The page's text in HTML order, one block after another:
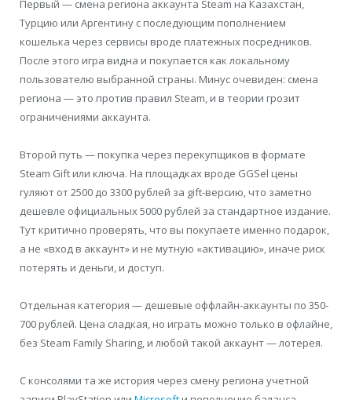
Первый — смена региона аккаунта Steam на Казахстан,
Турцию или Аргентину с последующим пополнением
кошелька через сервисы вроде платежных посредников.
После этого игра видна и покупается как локальному
пользователю выбранной страны. Минус очевиден: смена
региона — это против правил Steam, и в теории грозит
ограничениями аккаунта.
Второй путь — покупка через перекупщиков в формате
Steam Gift или ключа. На площадках вроде GGSel цены
гуляют от 2500 до 3300 рублей за gift-версию, что заметно
дешевле официальных 5000 рублей за стандартное издание.
Тут критично проверять, что вы покупаете именно подарок,
а не «вход в аккаунт» и не мутную «активацию», иначе риск
потерять и деньги, и доступ.
Отдельная категория — дешевые оффлайн-аккаунты по 350-
700 рублей. Цена сладкая, но играть можно только в офлайне,
без Steam Family Sharing, и любой такой аккаунт — лотерея.
С консолями та же история через смену региона учетной